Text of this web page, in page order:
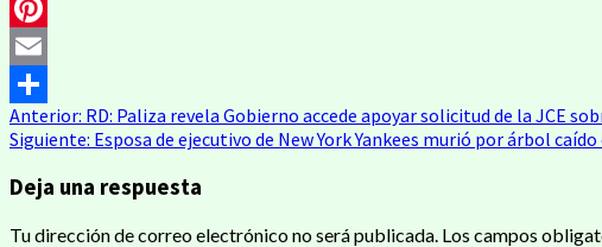
LinkedIn
Pinterest
Email
Compartir
Navegación
de
entradas
Anterior: RD: Paliza revela Gobierno accede apoyar solicitud de la JCE
Siguiente: Esposa de ejecutivo de New York Yankees murió por árbol
Deja una respuesta
Tu dirección de correo electrónico no será publicada. Los campos